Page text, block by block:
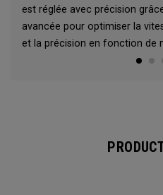
est réglée avec précision
avancée pour optimiser la
et la précision en fonction de